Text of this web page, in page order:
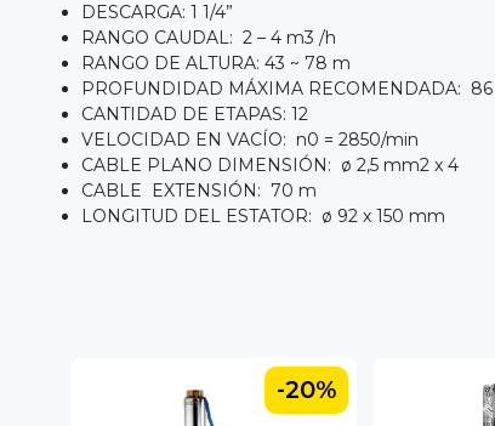
DESCARGA: 1 1/4”
RANGO CAUDAL: 2 – 4 m3 /h
RANGO DE ALTURA: 43 ~ 78 m
PROFUNDIDAD MÁXIMA RECOMENDADA:
CANTIDAD DE ETAPAS: 12
VELOCIDAD EN VACÍO: n0 = 2850/min
CABLE PLANO DIMENSIÓN: ø 2,5 mm2 x 4
CABLE EXTENSIÓN: 70 m
LONGITUD DEL ESTATOR: ø 92 x 150 mm
-20%